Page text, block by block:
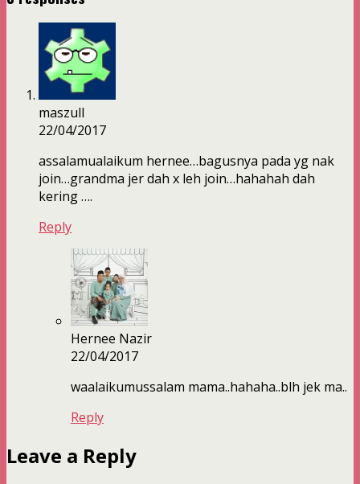
maszull
22/04/2017
assalamualaikum hernee…bagusnya pada yg nak
join…grandma jer dah x leh join…hahahah dah
kering ….
Reply
Hernee Nazir
22/04/2017
waalaikumussalam mama..hahaha..blh jek ma..
Reply
Leave a Reply